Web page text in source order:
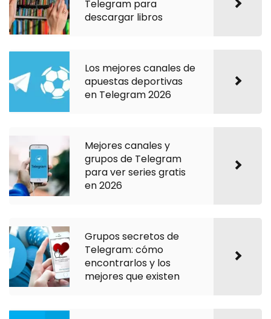
Telegram para
descargar libros
Los mejores canales de
apuestas deportivas
en Telegram 2026
Mejores canales y
grupos de Telegram
para ver series gratis
en 2026
Grupos secretos de
Telegram: cómo
encontrarlos y los
mejores que existen